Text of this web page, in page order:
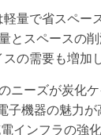
量で省スペ
とスペースの
の需要も増加
ニーズが炭化
子機器の魅力
インフラの強化